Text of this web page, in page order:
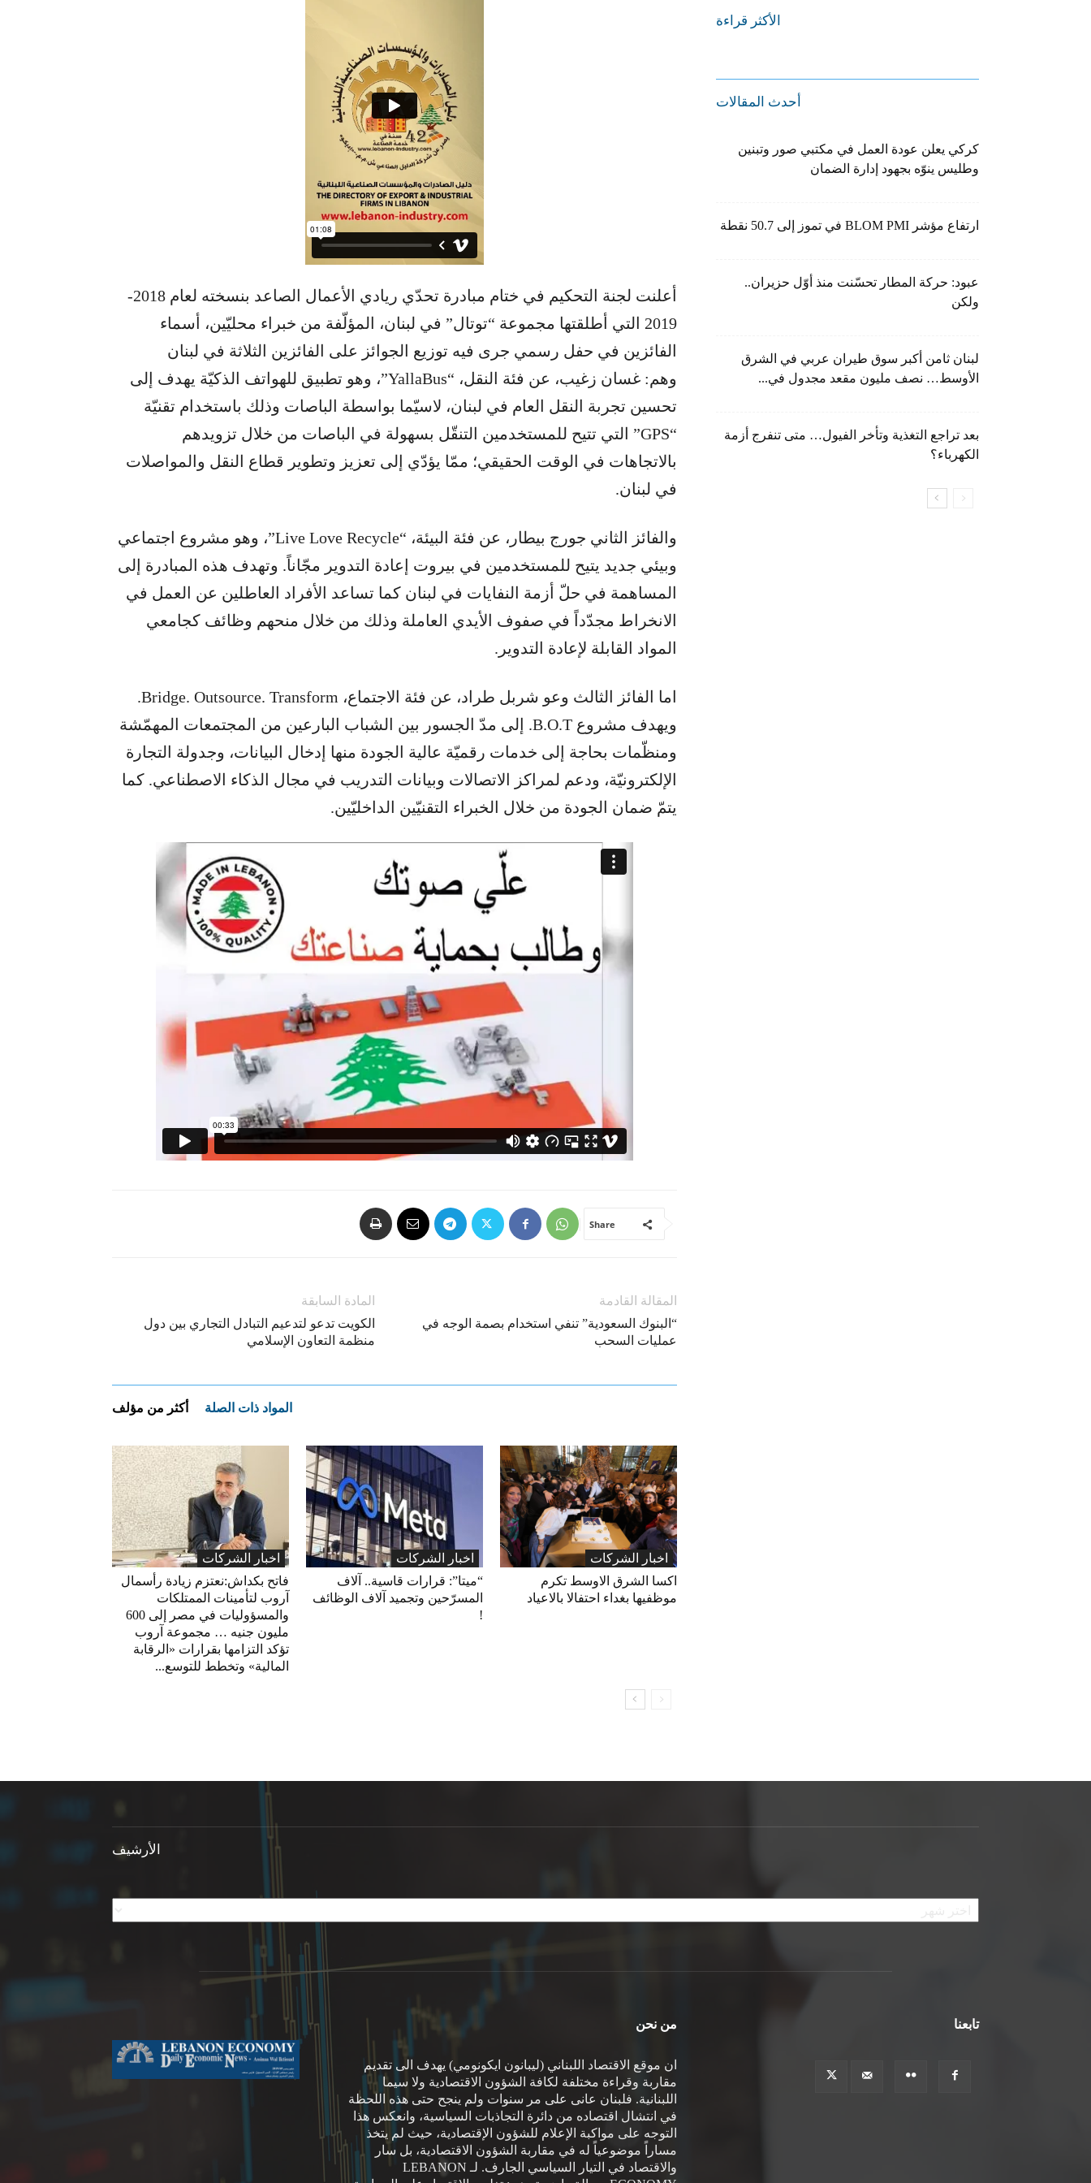
أعلنت لجنة التحكيم في ختام مبادرة تحدّي ريادي الأعمال الصاعد بنسخته لعام 2018-
2019 التي أطلقتها مجموعة “توتال” في لبنان، المؤلّفة من خبراء محليّين، أسماء
الفائزين في حفل رسمي جرى فيه توزيع الجوائز على الفائزين الثلاثة في لبنان
وهم: غسان زغيب، عن فئة النقل، “YallaBus”، وهو تطبيق للهواتف الذكيّة يهدف إلى
تحسين تجربة النقل العام في لبنان، لاسيّما بواسطة الباصات وذلك باستخدام تقنيّة
“GPS” التي تتيح للمستخدمين التنقّل بسهولة في الباصات من خلال تزويدهم
بالاتجاهات في الوقت الحقيقي؛ ممّا يؤدّي إلى تعزيز وتطوير قطاع النقل والمواصلات
في لبنان.
والفائز الثاني جورج بيطار، عن فئة البيئة، “Live Love Recycle”، وهو مشروع اجتماعي
وبيئي جديد يتيح للمستخدمين في بيروت إعادة التدوير مجّاناً. وتهدف هذه المبادرة إلى
المساهمة في حلّ أزمة النفايات في لبنان كما تساعد الأفراد العاطلين عن العمل في
الانخراط مجدّداً في صفوف الأيدي العاملة وذلك من خلال منحهم وظائف كجامعي
المواد القابلة لإعادة التدوير.
اما الفائز الثالث وعو شربل طراد، عن فئة الاجتماع، Bridge. Outsource. Transform.
ويهدف مشروع B.O.T. إلى مدّ الجسور بين الشباب البارعين من المجتمعات المهمّشة
ومنظّمات بحاجة إلى خدمات رقميّة عالية الجودة منها إدخال البيانات، وجدولة التجارة
الإلكترونيّة، ودعم لمراكز الاتصالات وبيانات التدريب في مجال الذكاء الاصطناعي. كما
يتمّ ضمان الجودة من خلال الخبراء التقنيّين الداخليّين.
Share
المادة السابقة
الكويت تدعو لتدعيم التبادل التجاري بين دول
منظمة التعاون الإسلامي
المقالة القادمة
“البنوك السعودية” تنفي استخدام بصمة الوجه في
عمليات السحب
المواد ذات الصلة أكثر من مؤلف
اخبار الشركات
فاتح بكداش:نعتزم زيادة رأسمال
آروب لتأمينات الممتلكات
والمسؤوليات في مصر إلى 600
مليون جنيه … مجموعة آروب
تؤكد التزامها بقرارات «الرقابة
المالية» وتخطط للتوسع...
اخبار الشركات
“ميتا”: قرارات قاسية.. آلاف
المسرّحين وتجميد آلاف الوظائف
!
اخبار الشركات
اكسا الشرق الاوسط تكرم
موظفيها بغداء احتفالا بالاعياد
الأكثر قراءة
أحدث المقالات
كركي يعلن عودة العمل في مكتبي صور وتبنين
وطليس ينوّه بجهود إدارة الضمان
ارتفاع مؤشر BLOM PMI في تموز إلى 50.7 نقطة
عبود: حركة المطار تحسّنت منذ أوّل حزيران..
ولكن
لبنان ثامن أكبر سوق طيران عربي في الشرق
الأوسط… نصف مليون مقعد مجدول في...
بعد تراجع التغذية وتأخر الفيول… متى تنفرج أزمة
الكهرباء؟
الأرشيف
الأرشيف
من نحن
ان موقع الاقتصاد اللبناني (ليبانون ايكونومي) يهدف الى تقديم
مقاربة وقراءة مختلفة لكافة الشؤون الاقتصادية ولا سيما
اللبنانية. فلبنان عانى على مر سنوات ولم ينجح حتى هذه اللحظة
في انتشال اقتصاده من دائرة التجاذبات السياسية، وانعكس هذا
التوجه على مواكبة الإعلام للشؤون الإقتصادية، حيث لم يتخذ
مساراً موضوعياً له في مقاربة الشؤون الاقتصادية، بل سار
والاقتصاد في التيار السياسي الجارف. لـ LEBANON
تابعنا